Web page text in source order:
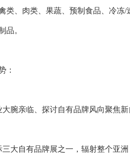
类、肉类、果蔬、预制食品、冷冻
品。
：
大腕亲临、探讨自有品牌风向聚焦
三大自有品牌展之一，辐射整个亚洲